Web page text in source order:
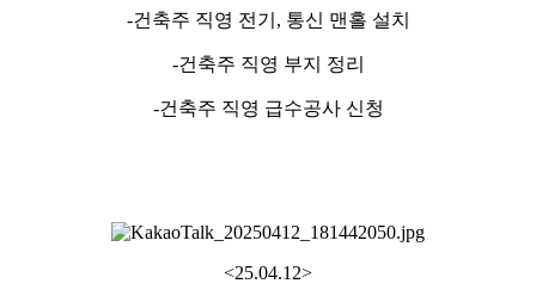
-건축주 직영 전기, 통신 맨홀 설치
-건축주 직영 부지 정리
-건축주 직영 급수공사 신청
<25.04.12>